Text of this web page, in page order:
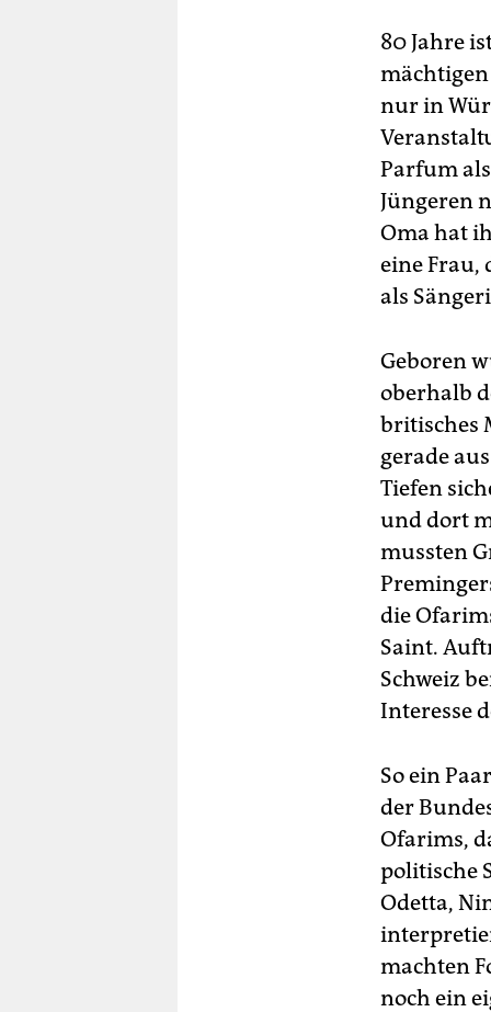
80 Jahre
mächtigen
nur in
Parfum
Jüngeren
Oma hat
eine Frau,
als
Geboren
oberhalb
britisches
gerade
Tiefen
und dort
mussten
die
Saint.
Schweiz
Interesse
So ein
der
Ofarims,
politische
Odetta,
machten
noch ein